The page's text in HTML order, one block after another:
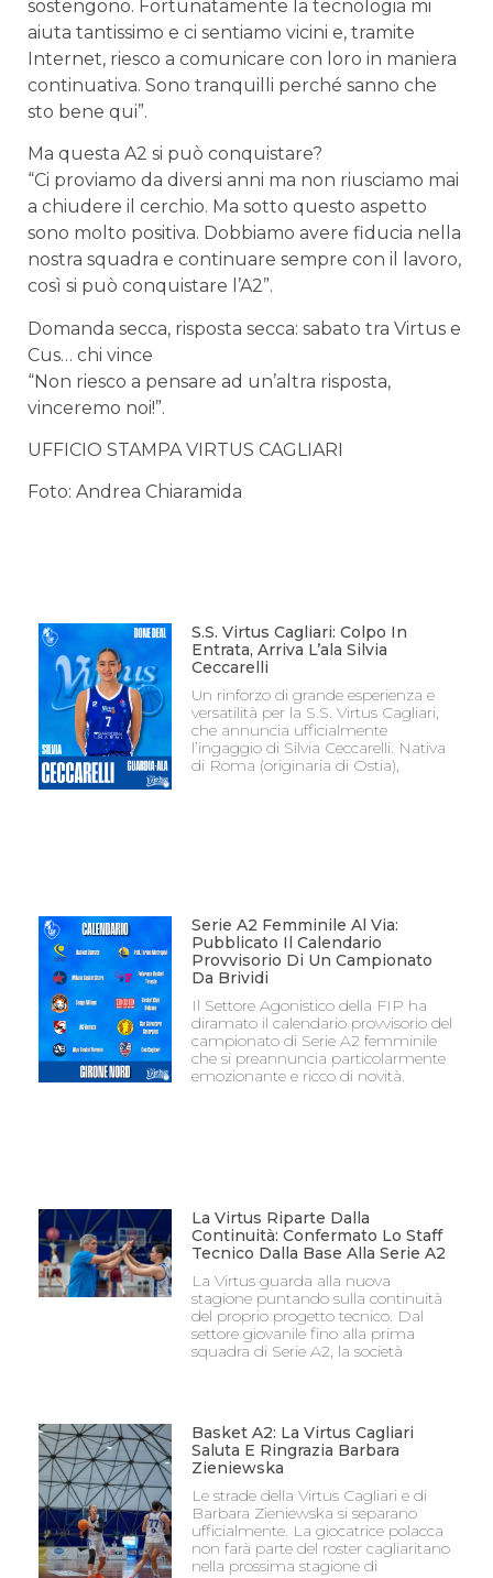
sostengono. Fortunatamente la tecnologia mi
aiuta tantissimo e ci sentiamo vicini e, tramite
Internet, riesco a comunicare con loro in maniera
continuativa. Sono tranquilli perché sanno che
sto bene qui”.
Ma questa A2 si può conquistare?
“Ci proviamo da diversi anni ma non riusciamo mai
a chiudere il cerchio. Ma sotto questo aspetto
sono molto positiva. Dobbiamo avere fiducia nella
nostra squadra e continuare sempre con il lavoro,
così si può conquistare l’A2”.
Domanda secca, risposta secca: sabato tra Virtus e
Cus… chi vince
“Non riesco a pensare ad un’altra risposta,
vinceremo noi!”.
UFFICIO STAMPA VIRTUS CAGLIARI
Foto: Andrea Chiaramida
S.S. Virtus Cagliari: Colpo In
Entrata, Arriva L’ala Silvia
Ceccarelli
Un rinforzo di grande esperienza e
versatilità per la S.S. Virtus Cagliari,
che annuncia ufficialmente
l’ingaggio di Silvia Ceccarelli. Nativa
di Roma (originaria di Ostia),
Serie A2 Femminile Al Via:
Pubblicato Il Calendario
Provvisorio Di Un Campionato
Da Brividi
Il Settore Agonistico della FIP ha
diramato il calendario provvisorio del
campionato di Serie A2 femminile
che si preannuncia particolarmente
emozionante e ricco di novità.
La Virtus Riparte Dalla
Continuità: Confermato Lo Staff
Tecnico Dalla Base Alla Serie A2
La Virtus guarda alla nuova
stagione puntando sulla continuità
del proprio progetto tecnico. Dal
settore giovanile fino alla prima
squadra di Serie A2, la società
Basket A2: La Virtus Cagliari
Saluta E Ringrazia Barbara
Zieniewska
Le strade della Virtus Cagliari e di
Barbara Zieniewska si separano
ufficialmente. La giocatrice polacca
non farà parte del roster cagliaritano
nella prossima stagione di